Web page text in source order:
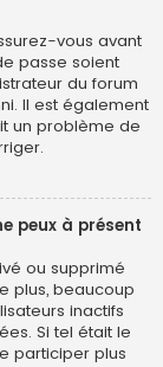
vous avant
passe soient
du forum
Il est également
un problème de
peux à présent
ou supprimé
plus, beaucoup
inactifs
Si tel était le
participer plus